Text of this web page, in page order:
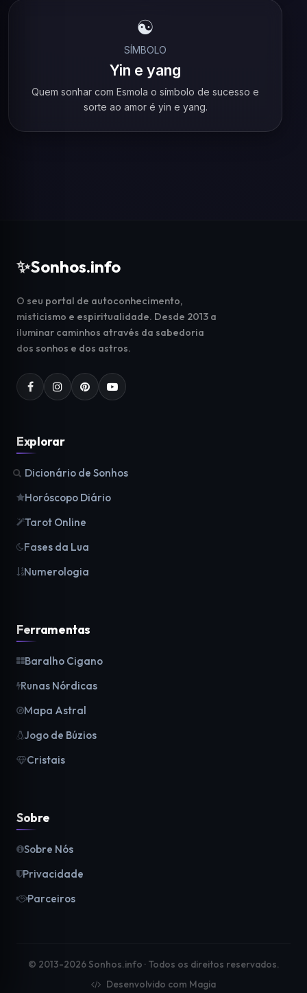
☯️
SÍMBOLO
Yin e yang
Quem sonhar com Esmola o símbolo de sucesso e
sorte ao amor é yin e yang.
✨Sonhos.info
O seu portal de autoconhecimento,
misticismo e espiritualidade. Desde 2013 a
iluminar caminhos através da sabedoria
dos sonhos e dos astros.
Explorar
Dicionário de Sonhos
Horóscopo Diário
Tarot Online
Fases da Lua
Numerologia
Ferramentas
Baralho Cigano
Runas Nórdicas
Mapa Astral
Jogo de Búzios
Cristais
Sobre
Sobre Nós
Privacidade
Parceiros
© 2013-2026 Sonhos.info · Todos os direitos reservados.
Desenvolvido com Magia